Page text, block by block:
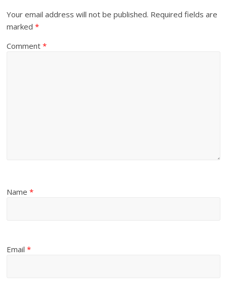
Your email address will not be published. Required fields are
marked*
Comment*
Name*
Email*